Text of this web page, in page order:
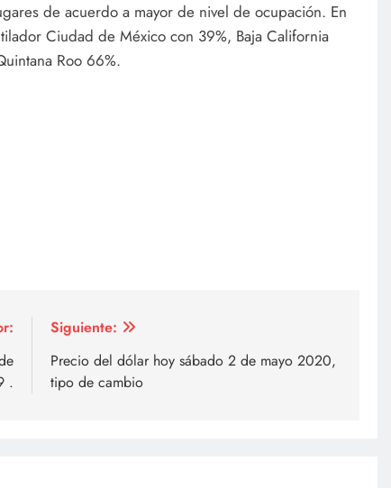
de acuerdo a mayor de nivel de ocupación. En
Ciudad de México con 39%, Baja California
Roo 66%.
.
Siguiente:
Precio del dólar hoy sábado 2 de mayo 2020,
tipo de cambio